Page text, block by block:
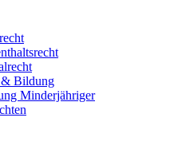
Bildung
Minderjähriger